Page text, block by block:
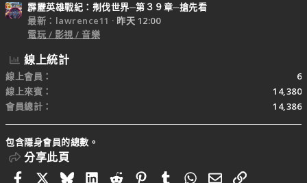
霹靂英雄戰紀：刜伐世界─第３９章─搶先看
最新：lawrence11
昨天 12:00
電玩 / 影視 / 音樂
線上統計
線上會員
6
線上來賓
14,380
會員總計
14,386
包含隱身會員的總數。
分享此頁
FacebookBlueskyLinkedIn
RedditPinterestTumblrWhatsApp
電子郵件
連結